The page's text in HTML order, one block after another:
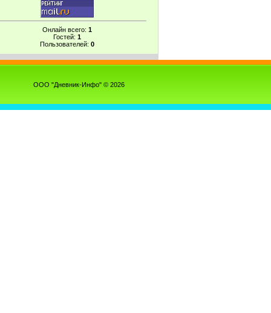
Онлайн всего: 1
Гостей: 1
Пользователей: 0
ООО "Дневник-Инфо" © 2026